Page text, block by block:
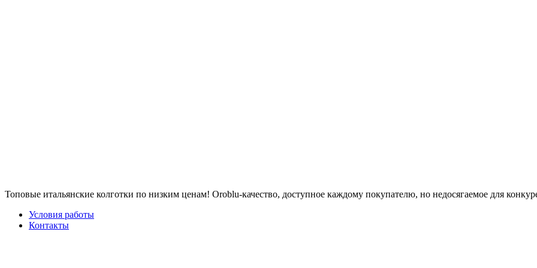
Топовые итальянские колготки по низким ценам! Oroblu-качество, доступное каждому покупателю, но недосягаемое для
Условия работы
Контакты